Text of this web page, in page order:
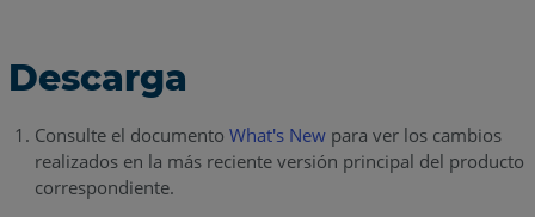
Descarga
Consulte el documento What's Newpara ver los cambios
realizados en la más reciente versión principal del producto
correspondiente.